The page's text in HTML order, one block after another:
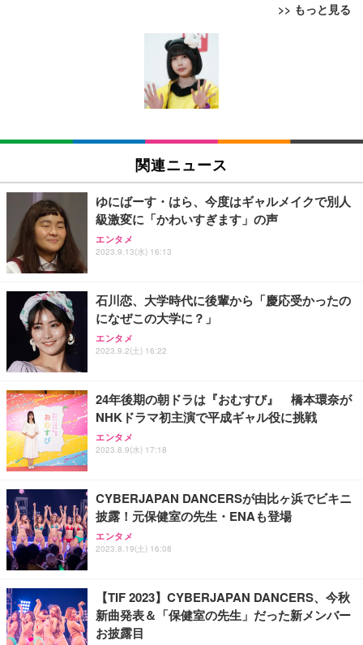
>> もっと見る
[EdoErgo] オフィスチェア 椅子 テレワーク 疲れな
い 跳ね上げ式アームレスト コンパクト 約105度ロッ
キング pc 事務椅子 360度回転 座面昇降 強化ナイロ
ン樹脂ベース 通気性メッシュ 在宅ワーク H-WY01
(黒網+黒枠+黒足)
SIHOO B100 オフィスチェア／デスクチェア メッシ
ュチェア 人間工学 疲れない ブラック
￥27,999
Sezlife オフィスチェア デスクチェア 疲れない テレ
ワーク チェア 強化バックレスト 30度ロッキング機
能 人間工学 椅子 腰サポート 90度跳ね上げ式アーム
ョン PCチェア 通気性メッシュ ゲーミング/勉強/事
務用 おしゃれ パソコンチェア (ブラック)
Sezlife オフィスチェア デスクチェア 疲れない テレ
ワーク チェア 強化バックレスト 30度ロッキング機
能 人間工学 椅子 腰サポート 90度跳ね上げ式アーム
務用 おしゃれ パソコンチェア (ホワイト)
ANDWINT オフィスチェア デスクチェア 肘なし メ
ッシュ 通気性 ランバーサポート付き 腰サポート ガ
ス圧無段階昇降 360度回転 キャスター付き コンパク
EIZO ビジネス向けプレミアムモニター | FlexScan
EV3240X-WT | 31.5型4K UHD・USB Type-C・ホワ
￥105,595
EIZO ビジネス向けプレミアムモニター | FlexScan
￥109,572
【純正品】27"ゲーミングモニター DualSense 充電
フック付き（CFI-ZDM1J）
【整備済み品】Dell E2724HS 27インチ 液晶モニタ
ー フルHD（1920×1080）VA 非光沢 HDMI/DisplayP
ort/VGA スピーカー内蔵 高さ調整 スイベル VESA対
【MiniLED/24.5inch/280Hz/FHD】GRAPHT THE S
HOOTER Gaming Monitor 24” Essential ゲーミン
グモニター QD 24.5インチ 1ms FHD 量子ドット 残
Amazonベーシック ペットシーツ 薄型 レギュラー 1
回使い捨て 無香料 ホワイト 300枚
Amazonベーシック ペットシーツ 厚型 ワイド 42枚
x2袋(84枚) ホワイト(吸収面:ライトブルー)
￥3,234
ネオ・ルーライフ ネオ・オムツ L 中型犬用 26枚入
り 単品
Smart Basic(スマートベーシック) 【Amazon.co.jp
限定】 Smart Basic アイリスオーヤマ ペットシーツ
超厚型 お徳用 ワイド 100枚入 (x 1) (ケース販売)
アイリスオーヤマ ペットシーツ 超厚型 お徳用 レギ
ュラー 200枚入【Amazon.co.jp限定】
関連ニュース
ゆにばーす・はら、今度はギャルメイクで別人
級激変に「かわいすぎます」の声
エンタメ
2023.9.13(水) 16:13
石川恋、大学時代に後輩から「慶応受かったの
になぜこの大学に？」
エンタメ
2023.9.2(土) 16:22
24年後期の朝ドラは『おむすび』 橋本環奈が
NHKドラマ初主演で平成ギャル役に挑戦
エンタメ
2023.8.9(水) 17:18
CYBERJAPAN DANCERSが由比ヶ浜でビキニ
披露！元保健室の先生・ENAも登場
エンタメ
2023.8.19(土) 16:08
【TIF 2023】CYBERJAPAN DANCERS、今秋
新曲発表＆「保健室の先生」だった新メンバー
お披露目